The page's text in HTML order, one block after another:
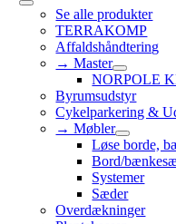
Se alle produkter
TERRAKOMP
Affaldshåndtering
→ Master
NORPOLE
Byrumsudstyr
Cykelparkering &
→ Møbler
Løse borde,
Bord/
Systemer
Sæder
Overdækninger